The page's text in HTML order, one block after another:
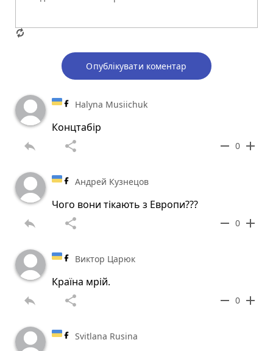
Опублікувати коментар
Halyna Musiichuk
Концтабір
reply share remove 0 add
Андрей Кузнецов
Чого вони тiкають з Европи???
reply share remove 0 add
Виктор Царюк
Країна мрій.
reply share remove 0 add
Svitlana Rusina